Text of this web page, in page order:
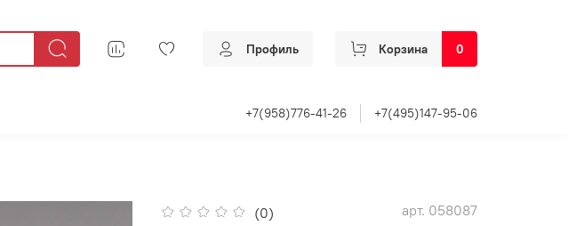
Профиль Корзина 0
+7(958)776-41-26 +7(495)147-95-06
(0) арт. 058087